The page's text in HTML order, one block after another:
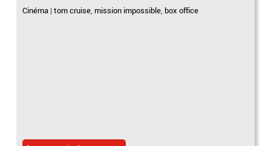
Cinéma |tom cruise, mission impossible, box office